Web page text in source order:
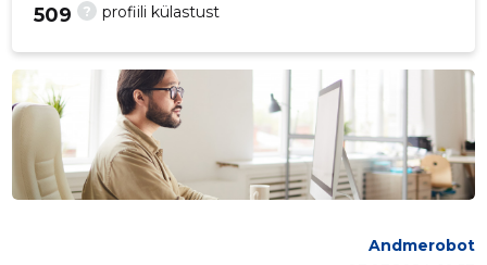
? profiili külastust
509
Andmerobot